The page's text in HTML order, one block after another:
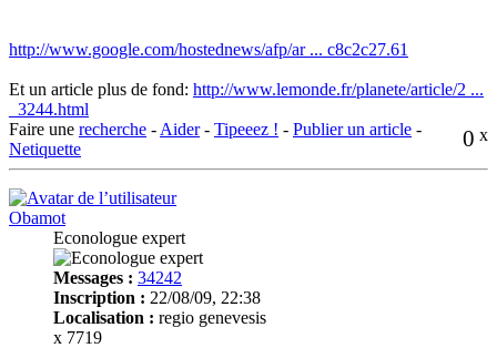
http://www.google.com/hostednews/afp/ar ... c8c2c27.61
Et un article plus de fond: http://www.lemonde.fr/planete/article/2 ...
_3244.html
0 x
Faire une recherche - Aider- Tipeeez ! - Publier un article -
Netiquette
Obamot
Econologue expert
Messages : 34242
Inscription : 22/08/09, 22:38
Localisation : regio genevesis
x 7719